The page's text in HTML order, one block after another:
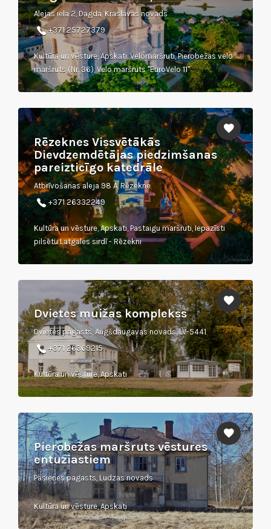
Alejas iela 2, Dagda, Kraslavas novads
+371 25727379
Kultūra un vēsture, Apskati, Velomaršruti, Pierobežas velo
maršruts (Nr. 36), Velo maršruts "EuroVelo 11"
Rēzeknes Vissvētākās
Dievdzemdētājas piedzimšanas
pareizticīgo katedrāle
Atbrīvošanas aleja 98 A, Rēzekne
+371 26332249
Kultūra un vēsture, Apskati, Pastaigu maršruti, Iepazīsti
pilsētu Latgales sirdī - Rēzekni
Dvietes muižas komplekss
Dvietes pagasts, Augšdaugavas novads, LV-5441
+371 26369215
Kultūra un vēsture, Apskati
Pierobežas maršruts vēstures
entuziastiem
Pasienes pagasts, Ludzas novads
Kultūra un vēsture, Apskati